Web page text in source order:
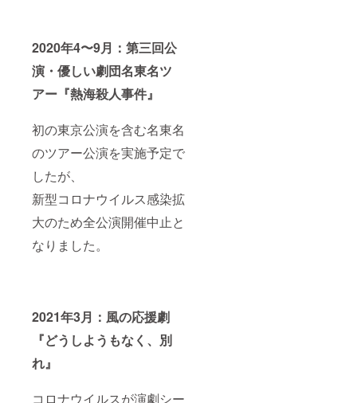
2020年4〜9月：第三回公
演・優しい劇団名東名ツ
アー『熱海殺人事件』
初の東京公演を含む名東名
のツアー公演を実施予定で
したが、
新型コロナウイルス感染拡
大のため全公演開催中止と
なりました。
2021年3月：風の応援劇
『どうしようもなく、別
れ』
コロナウイルスが演劇シー